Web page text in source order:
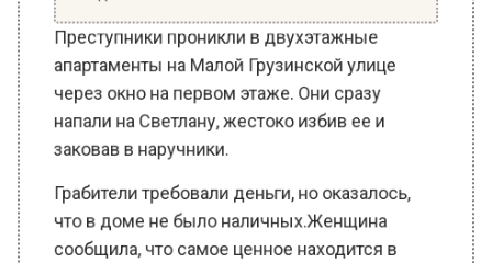
Преступники проникли в двухэтажные
апартаменты на Малой Грузинской улице
через окно на первом этаже. Они сразу
напали на Светлану, жестоко избив ее и
заковав в наручники.
Грабители требовали деньги, но оказалось,
что в доме не было наличных.Женщина
сообщила, что самое ценное находится в